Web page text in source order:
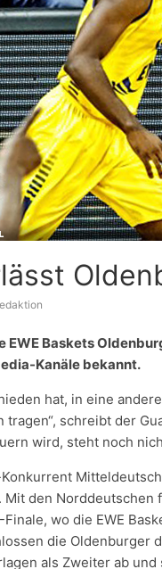
Baskets
Kanäle bekannt.
hat, in eine
schreibt der
wird, steht noch
den
wo die EWE
die Oldenburger
als Zweiter ab